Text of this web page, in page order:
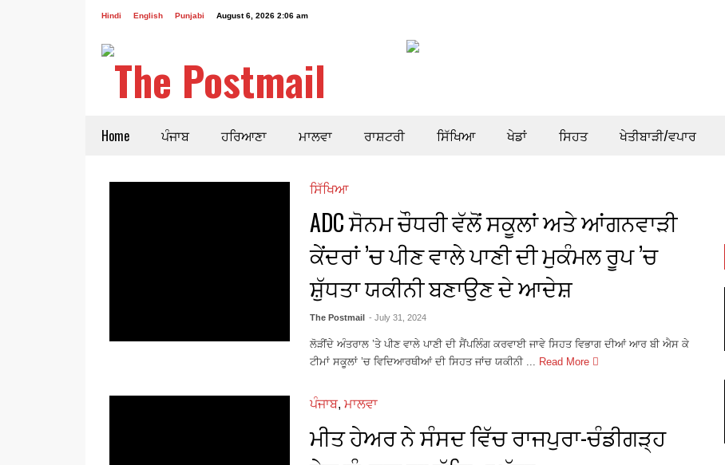
Hindi English Punjabi August 6, 2026 2:06 am
Home ਪੰਜਾਬ ਹਰਿਆਣਾ ਮਾਲਵਾ ਰਾਸ਼ਟਰੀ ਸਿੱਖਿਆ ਖੇਡਾਂ ਸਿਹਤ ਖੇਤੀਬਾੜੀ/ਵਪਾਰ
ਸਿੱਖਿਆ
ADC ਸੋਨਮ ਚੌਧਰੀ ਵੱਲੋਂ ਸਕੂਲਾਂ ਅਤੇ ਆਂਗਨਵਾੜੀ
ਕੇਂਦਰਾਂ ’ਚ ਪੀਣ ਵਾਲੇ ਪਾਣੀ ਦੀ ਮੁਕੰਮਲ ਰੂਪ ’ਚ
ਸ਼ੁੱਧਤਾ ਯਕੀਨੀ ਬਣਾਉਣ ਦੇ ਆਦੇਸ਼
The Postmail - July 31, 2024
ਲੋੜੀਂਦੇ ਅੰਤਰਾਲ ’ਤੇ ਪੀਣ ਵਾਲੇ ਪਾਣੀ ਦੀ ਸੈਂਪਲਿੰਗ ਕਰਵਾਈ ਜਾਵੇ ਸਿਹਤ ਵਿਭਾਗ ਦੀਆਂ ਆਰ ਬੀ ਐਸ ਕੇ
ਟੀਮਾਂ ਸਕੂਲਾਂ ’ਚ ਵਿਦਿਆਰਥੀਆਂ ਦੀ ਸਿਹਤ ਜਾਂਚ ਯਕੀਨੀ ...
Read More
ਪੰਜਾਬ,ਮਾਲਵਾ
ਮੀਤ ਹੇਅਰ ਨੇ ਸੰਸਦ ਵਿੱਚ ਰਾਜਪੁਰਾ-ਚੰਡੀਗੜ੍ਹ